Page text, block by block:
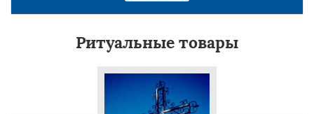
Ритуальные товары